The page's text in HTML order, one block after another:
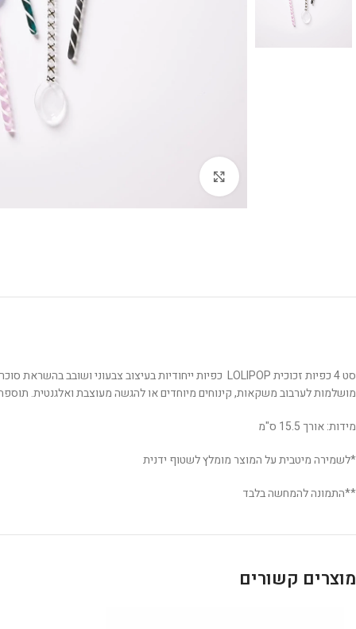
סט 4 כפיות זכוכית LOLIPOP כפיות ייחודיות בעיצוב צבעוני ושובב בהשראת סוכריות על מקל. הכפיות עשויות מזכוכית איכותית ועמידה.
מושלמות לערבוב משקאות, קינוחים מיוחדים או להגשה מעוצבת ואלגנטית.
מידות: אורך 15.5 ס"מ
*לשמירה מיטבית על המוצר מומלץ לשטוף ידנית
**התמונה להמחשה בלבד
מוצרים קשורים